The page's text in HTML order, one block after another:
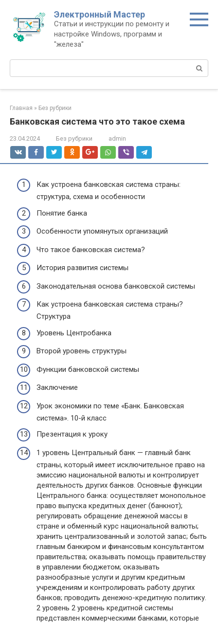
контенту
Электронный Мастер
Статьи и инструкции по ремонту и
настройке Windows, программ и
"железа"
Поиск:
Главная » Без рубрики
Банковская система что это такое схема
23.04.2024 Без рубрики admin
Как устроена банковская система страны:
структура, схема и особенности
Понятие банка
Особенности упомянутых организаций
Что такое банковская система?
История развития системы
Законодательная основа банковской системы
Как устроена банковская система страны?
Структура
Уровень Центробанка
Второй уровень структуры
Функции банковской системы
Заключение
Урок экономики по теме «Банк. Банковская
система». 10-й класс
Презентация к уроку
1 уровень Центральный банк — главный банк
страны, который имеет исключительное право на
эмиссию национальной валюты и контролирует
деятельность других банков. Основные функции
Центрального банка: осуществляет монопольное
право выпуска кредитных денег (банкнот);
регулировать обращение денежной массы в
стране и обменный курс национальной валюты;
хранить централизованный и золотой запас; быть
главным банкиром и финансовым консультантом
правительства; оказывать помощь правительству
в управлении бюджетом; оказывать
разнообразные услуги и другим кредитным
учреждениям и контролировать работу других
банков; проводить денежно-кредитную политику.
2 уровень 2 уровень кредитной системы
представлен коммерческими банками, которые